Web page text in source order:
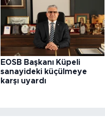
EOSB Başkanı Küpeli
sanayideki küçülmeye
karşı uyardı